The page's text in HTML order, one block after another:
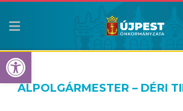
Eszköztár
ALPOLGÁRMESTER – DÉRI